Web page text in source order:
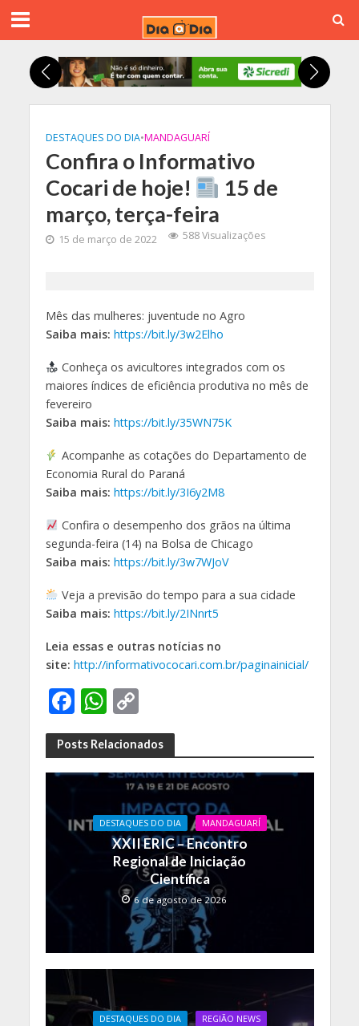
DESTAQUES DO DIA•MANDAGUARÍ
Confira o Informativo
Cocari de hoje!
15 de
março, terça-feira
15 de março de 2022 588 Visualizações
Mês das mulheres: juventude no Agro
Saiba mais: https://bit.ly/3w2Elho
Conheça os avicultores integrados com os
maiores índices de eficiência produtiva no mês de
fevereiro
Saiba mais: https://bit.ly/35WN75K
Acompanhe as cotações do Departamento de
Economia Rural do Paraná
Saiba mais: https://bit.ly/3I6y2M8
Confira o desempenho dos grãos na última
segunda-feira (14) na Bolsa de Chicago
Saiba mais: https://bit.ly/3w7WJoV
Veja a previsão do tempo para a sua cidade
Saiba mais: https://bit.ly/2INnrt5
Leia essas e outras notícias no
site: http://informativococari.com.br/paginainicial/
F
ac
e
b
o
W
h
at
s
A
p
p
C
o
p
y
Li
n
k
Posts Relacionados
DESTAQUES DO DIA MANDAGUARÍ
XXII ERIC – Encontro
Regional de Iniciação
Científica
6 de agosto de 2026
DESTAQUES DO DIA REGIÃO NEWS